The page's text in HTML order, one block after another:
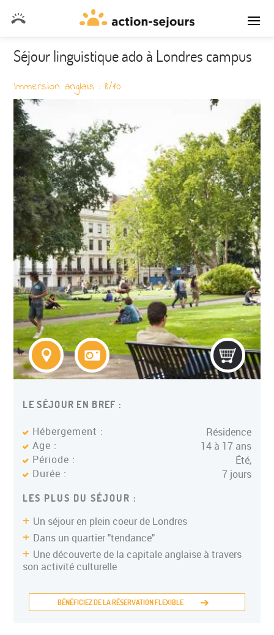
DEVIS SANS ENGAGEMENT
Immersion anglais : 8/10
LE SÉJOUR EN BREF :
Hébergement :
Résidence
Age :
14 à 17 ans
Période :
Été,
Durée :
7 jours
LES PLUS DU SÉJOUR :
Un séjour en plein coeur de Londres
Dans un quartier "tendance"
Une découverte de la capitale anglaise à travers
son activité culturelle
BÉNÉFICIEZ DE LA RÉSERVATION FLEXIBLE
Séjour linguistique ado à Londres campus